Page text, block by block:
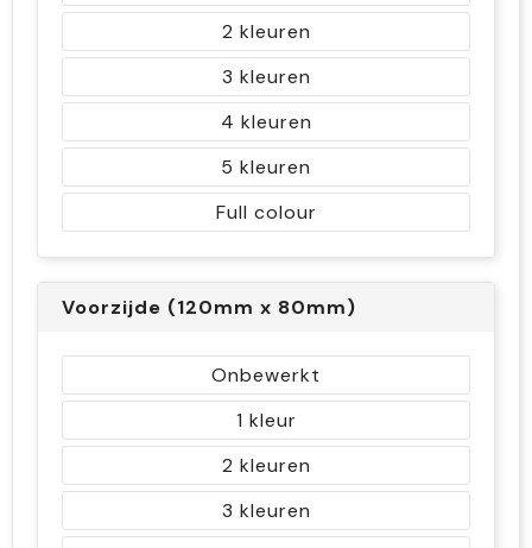
2
3
4
5
Full colour
Voorzijde (120mm x 80mm)
Onbewerkt
1
2
3